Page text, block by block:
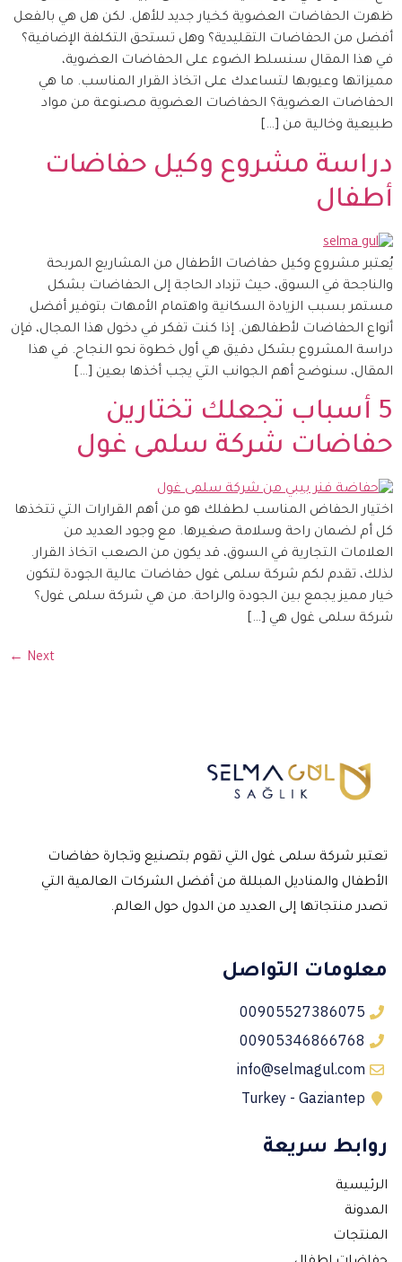
ظهرت الحفاضات العضوية كخيار جديد للأهل. لكن هل هي بالفعل
أفضل من الحفاضات التقليدية؟ وهل تستحق التكلفة الإضافية؟
في هذا المقال سنسلط الضوء على الحفاضات العضوية،
مميزاتها وعيوبها لتساعدك على اتخاذ القرار المناسب. ما هي
الحفاضات العضوية؟ الحفاضات العضوية مصنوعة من مواد
طبيعية وخالية من […]
دراسة مشروع وكيل حفاضات
أطفال
يُعتبر مشروع وكيل حفاضات الأطفال من المشاريع المربحة
والناجحة في السوق، حيث تزداد الحاجة إلى الحفاضات بشكل
مستمر بسبب الزيادة السكانية واهتمام الأمهات بتوفير أفضل
أنواع الحفاضات لأطفالهن. إذا كنت تفكر في دخول هذا المجال، فإن
دراسة المشروع بشكل دقيق هي أول خطوة نحو النجاح. في هذا
المقال، سنوضح أهم الجوانب التي يجب أخذها بعين […]
5 أسباب تجعلك تختارين
حفاضات شركة سلمى غول
اختيار الحفاض المناسب لطفلك هو من أهم القرارات التي تتخذها
كل أم لضمان راحة وسلامة صغيرها. مع وجود العديد من
العلامات التجارية في السوق، قد يكون من الصعب اتخاذ القرار.
لذلك، تقدم لكم شركة سلمى غول حفاضات عالية الجودة لتكون
خيار مميز يجمع بين الجودة والراحة. من هي شركة سلمى غول؟
شركة سلمى غول هي […]
Next
←
تعتبر شركة سلمى غول التي تقوم بتصنيع وتجارة حفاضات
الأطفال والمناديل المبللة من أفضل الشركات العالمية التي
تصدر منتجاتها إلى العديد من الدول حول العالم.
معلومات التواصل
00905527386075
00905346866768
info@selmagul.com
Turkey - Gaziantep
روابط سريعة
الرئيسية
المدونة
المنتجات